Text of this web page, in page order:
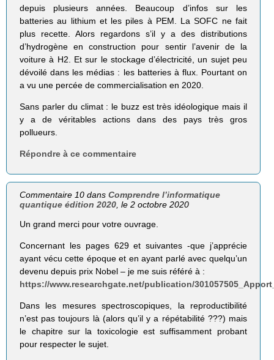
depuis plusieurs années. Beaucoup d’infos sur les
batteries au lithium et les piles à PEM. La SOFC ne fait
plus recette. Alors regardons s’il y a des distributions
d’hydrogène en construction pour sentir l’avenir de la
voiture à H2. Et sur le stockage d’électricité, un sujet peu
dévoilé dans les médias : les batteries à flux. Pourtant on
a vu une percée de commercialisation en 2020.
Sans parler du climat : le buzz est très idéologique mais il
y a de véritables actions dans des pays très gros
pollueurs.
Répondre à ce commentaire
Commentaire 10 dansComprendre l’informatique
quantique édition 2020 , le 2 octobre 2020
Un grand merci pour votre ouvrage.
Concernant les pages 629 et suivantes -que j’apprécie
ayant vécu cette époque et en ayant parlé avec quelqu’un
devenu depuis prix Nobel – je me suis référé à :
https://www.researchgate.net/publication/
Dans les mesures spectroscopiques, la reproductibilité
n’est pas toujours là (alors qu’il y a répétabilité ???) mais
le chapitre sur la toxicologie est suffisamment probant
pour respecter le sujet.